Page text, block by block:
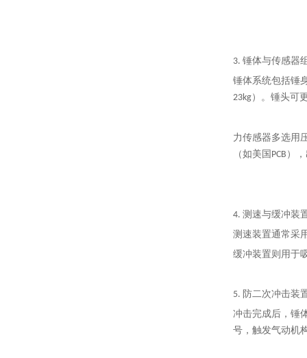
3. 锤体与传感器
锤体系统包括锤
23kg）。锤头可
力传感器多选用
（如美国PCB）
4. 测速与缓冲装
测速装置通常采
缓冲装置则用于
5. 防二次冲击装
冲击完成后，锤
号，触发气动机